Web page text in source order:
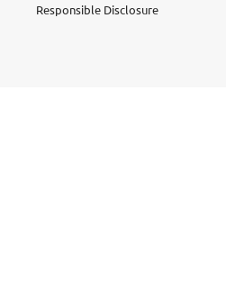
Responsible Disclosure